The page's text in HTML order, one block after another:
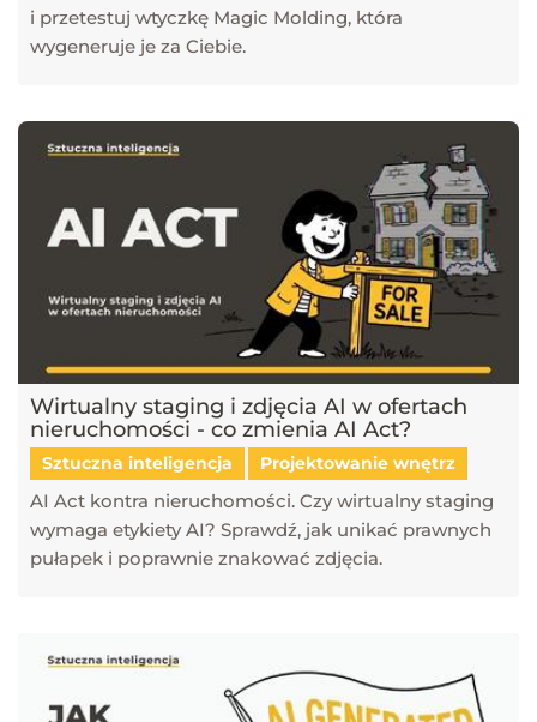
i przetestuj wtyczkę Magic Molding, która
wygeneruje je za Ciebie.
Wirtualny staging i zdjęcia AI w ofertach
nieruchomości - co zmienia AI Act?
Sztuczna inteligencja Projektowanie wnętrz
AI Act kontra nieruchomości. Czy wirtualny staging
wymaga etykiety AI? Sprawdź, jak unikać prawnych
pułapek i poprawnie znakować zdjęcia.